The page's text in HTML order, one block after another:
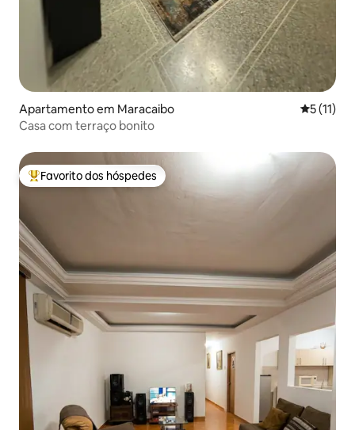
Apartamento em Maracaibo
5 (11)
Casa com terraço bonito
Favoritos dos hóspedes mais apreciados
Favorito dos hóspedes